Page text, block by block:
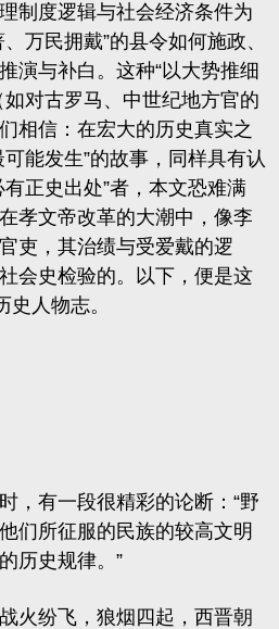
制度逻辑与社会经济条件为
万民拥戴”的县令如何施政、
演与补白。这种“以大势推细
对古罗马、中世纪地方官的
相信：在宏大的历史真实之
能发生”的故事，同样具有认
正史出处”者，本文恐难满
孝文帝改革的大潮中，像李
吏，其治绩与受爱戴的逻
会史检验的。以下，便是这
史人物志。
，有一段很精彩的论断：“野
们所征服的民族的较高文明
历史规律。”
火纷飞，狼烟四起，西晋朝